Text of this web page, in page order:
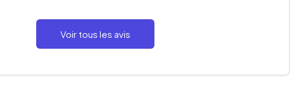
Voir tous les avis